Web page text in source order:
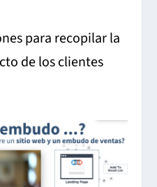
para recopilar la
de los clientes